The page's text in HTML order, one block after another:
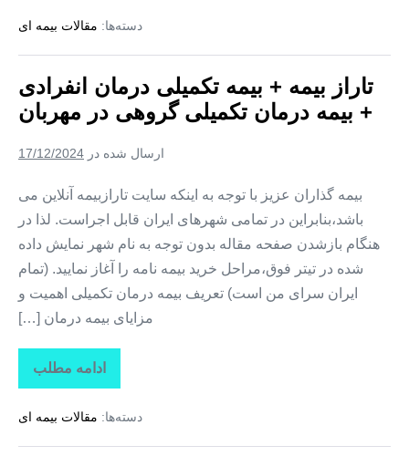
بیمه
درمان
+
بیمه
درمان
تکمیلی
در
کنان
دسته‌ها: مقالات بیمه ای
تاراز بیمه + بیمه تکمیلی درمان انفرادی
+ بیمه درمان تکمیلی گروهی در مهربان
ارسال شده در 17/12/2024
بیمه گذاران عزیز با توجه به اینکه سایت تارازبیمه آنلاین می
باشد،بنابراین در تمامی شهرهای ایران قابل اجراست. لذا در
هنگام بازشدن صفحه مقاله بدون توجه به نام شهر نمایش داده
شده در تیتر فوق،مراحل خرید بیمه نامه را آغاز نمایید. (تمام
ایران سرای من است) تعریف بیمه درمان تکمیلی اهمیت و
مزایای بیمه درمان […]
ادامه مطلب
تاراز
بیمه
بیمه
درمان
دسته‌ها: مقالات بیمه ای